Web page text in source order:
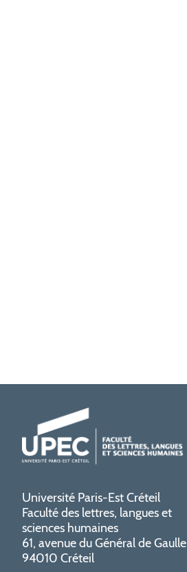
Université Paris-Est Créteil
Faculté des lettres, langues et
sciences humaines
61, avenue du Général de Gaulle
94010 Créteil